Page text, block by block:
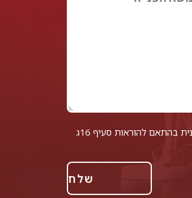
אני מאשר/ת לחזור אליי גם בפנייה טלפונית בהתאם להוראות סעיף 16ג